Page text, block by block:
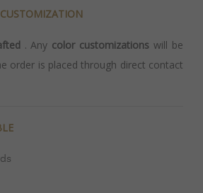
. Any color customizations will be
order is placed through direct contact